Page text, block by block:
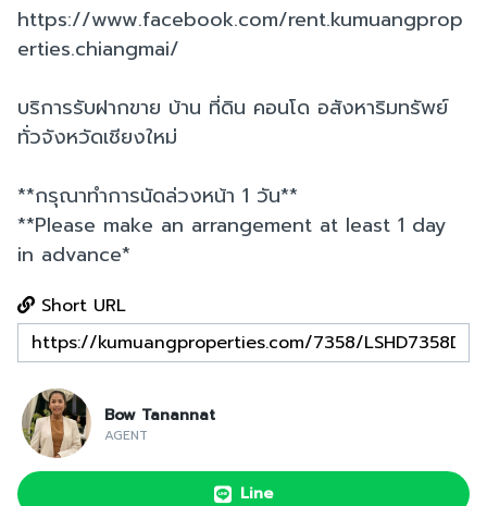
https://www.facebook.com/rent.kumuangprop
erties.chiangmai/
บริการรับฝากขาย บ้าน ที่ดิน คอนโด อสังหาริมทรัพย์
ทั่วจังหวัดเชียงใหม่
**กรุณาทำการนัดล่วงหน้า 1 วัน**
**Please make an arrangement at least 1 day
in advance*
Short URL
Bow Tanannat
AGENT
Line